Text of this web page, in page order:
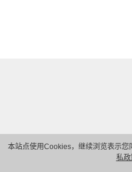
本站点使用Cookies，继续浏览表示您
私政